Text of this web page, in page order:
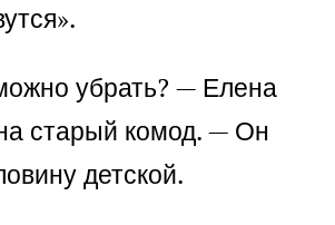
убрать? — Елена
старый комод. — Он
детской.